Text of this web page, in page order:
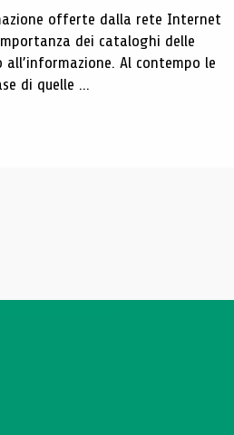
offerte dalla rete Internet
dei cataloghi delle
Al contempo le
di quelle ...